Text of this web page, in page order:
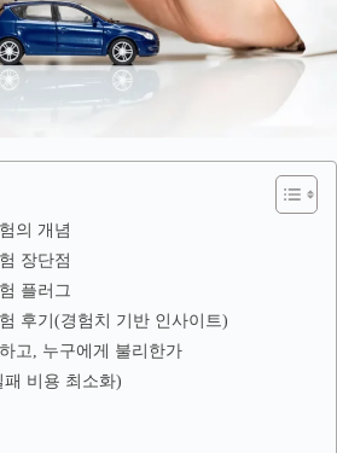
의 개념
장단점
플러그
후기(경험치 기반 인사이트)
고, 누구에게 불리한가
비용 최소화)